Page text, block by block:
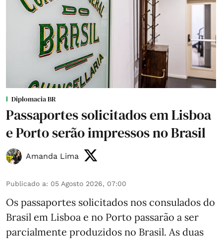
Diplomacia BR
Passaportes solicitados em Lisboa
e Porto serão impressos no Brasil
Amanda Lima
Publicado a: 05 Agosto 2026, 07:00
Os passaportes solicitados nos consulados do
Brasil em Lisboa e no Porto passarão a ser
parcialmente produzidos no Brasil. As duas